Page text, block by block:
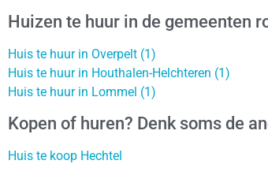
Huizen te huur in de gemeenten
Huis te huur in Overpelt (1)
Huis te huur in Houthalen-Helchteren (1)
Huis te huur in Lommel (1)
Kopen of huren? Denk soms de
Huis te koop Hechtel